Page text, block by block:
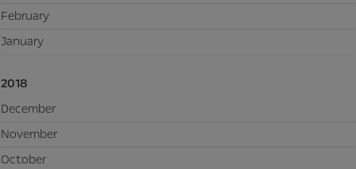
February
January
2018
December
November
October